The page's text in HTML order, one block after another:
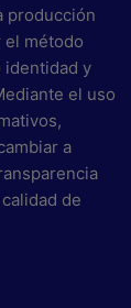
producción
el método
identidad y
el uso
a
de